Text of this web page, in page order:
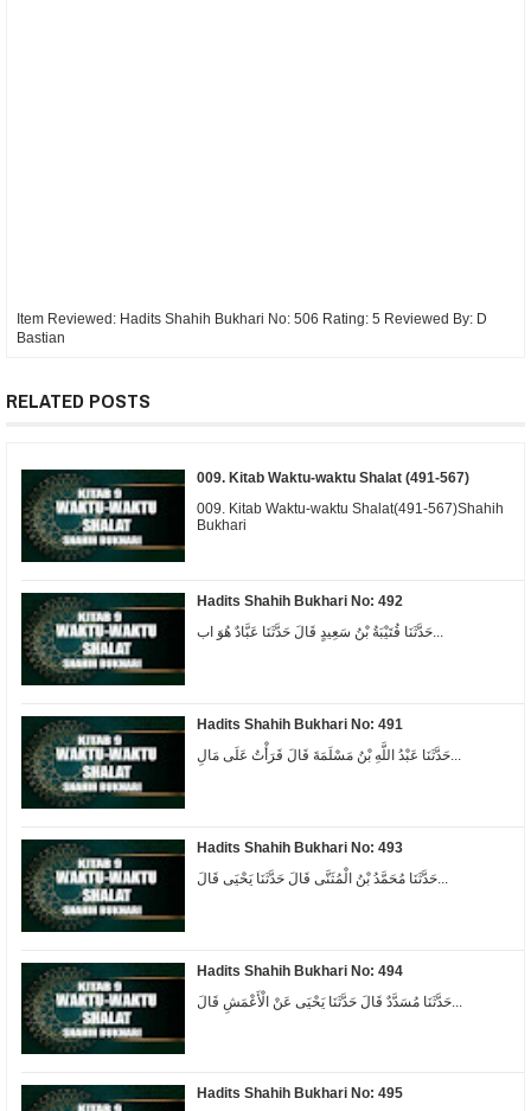
Item Reviewed: Hadits Shahih Bukhari No: 506 Rating: 5 Reviewed By: D
Bastian
RELATED POSTS
009. Kitab Waktu-waktu Shalat (491-567)
009. Kitab Waktu-waktu Shalat(491-567)Shahih
Bukhari
Hadits Shahih Bukhari No: 492
حَدَّثَنَا قُتَيْبَةُ بْنُ سَعِيدٍ قَالَ حَدَّثَنَا عَبَّادٌ هُوَ اب...
Hadits Shahih Bukhari No: 491
حَدَّثَنَا عَبْدُ اللَّهِ بْنُ مَسْلَمَةَ قَالَ قَرَأْتُ عَلَى مَالِ...
Hadits Shahih Bukhari No: 493
Hadits Shahih Bukhari No: 494
Hadits Shahih Bukhari No: 495